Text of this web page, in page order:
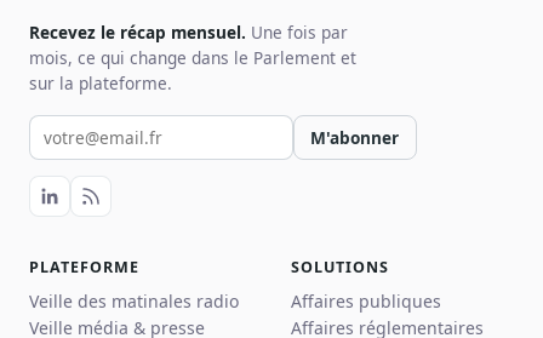
Recevez le récap mensuel. Une fois par
mois, ce qui change dans le Parlement et
sur la plateforme.
Votre email pour la newsletter
M'abonner
PLATEFORME
Veille des matinales radio
Veille média & presse
SOLUTIONS
Affaires publiques
Affaires réglementaires